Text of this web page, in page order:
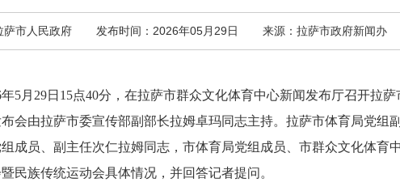
萨市人民政府 发布时间：2026年05月29日 来源：拉萨市政府新闻办
年5月29日15点40分，在拉萨市群众文化体育中心新闻发布厅召开拉
会由拉萨市委宣传部副部长拉姆卓玛同志主持。拉萨市体育局党组
成员、副主任次仁拉姆同志，市体育局党组成员、市群众文化体育
民族传统运动会具体情况，并回答记者提问。